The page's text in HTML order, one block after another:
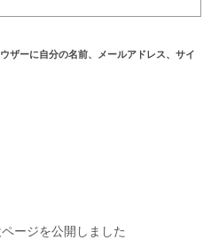
ザーに自分の名前、メールアドレス、サイ
ージを公開しました